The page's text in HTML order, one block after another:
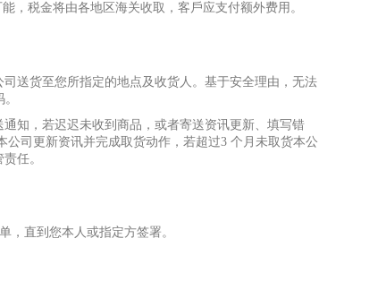
能，税⾦将由各地区海关收取，客 ⼾应⽀付额外费⽤ 。
司送货⾄您所指定的地点及收货⼈ 。基于安全理由，无法
通知，若迟迟未收到商品，或者寄送资讯更新、填写错
司更新资讯并完成取货动作，若超过3 个 ⽉ 未取货本公
任。
，直到您本⼈或指定⽅签署。